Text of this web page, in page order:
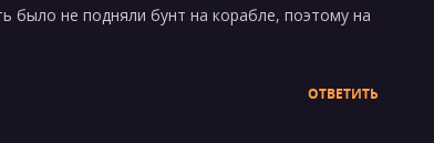
было не подняли бунт на корабле, поэтому на
ОТВЕТИТЬ